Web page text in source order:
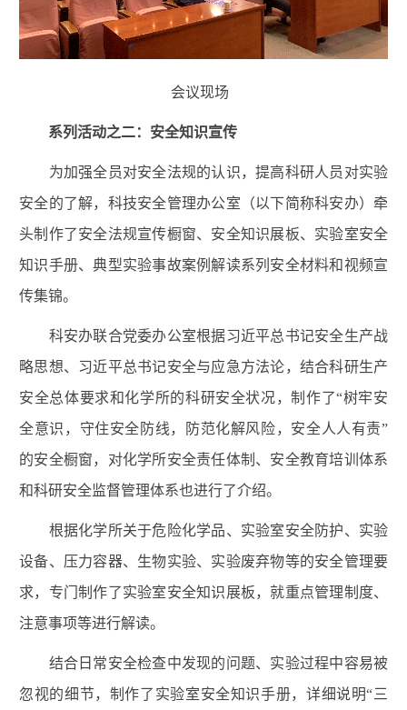
会议现场
系列活动之二：安全知识宣传
为加强全员对安全法规的认识，提高科研人员对实验
安全的了解，科技安全管理办公室（以下简称科安办）牵
头制作了安全法规宣传橱窗、安全知识展板、实验室安全
知识手册、典型实验事故案例解读系列安全材料和视频宣
传集锦。
科安办联合党委办公室根据习近平总书记安全生产战
略思想、习近平总书记安全与应急方法论，结合科研生产
安全总体要求和化学所的科研安全状况，制作了“树牢安
全意识，守住安全防线，防范化解风险，安全人人有责”
的安全橱窗，对化学所安全责任体制、安全教育培训体系
和科研安全监督管理体系也进行了介绍。
根据化学所关于危险化学品、实验室安全防护、实验
设备、压力容器、生物实验、实验废弃物等的安全管理要
求，专门制作了实验室安全知识展板，就重点管理制度、
注意事项等进行解读。
结合日常安全检查中发现的问题、实验过程中容易被
忽视的细节，制作了实验室安全知识手册，详细说明“三